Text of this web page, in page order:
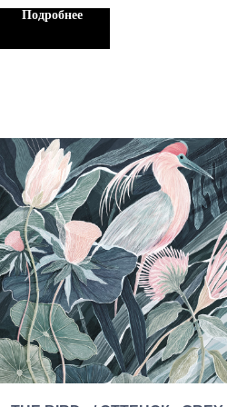
кв.м, Бесшовыне обои блекаут — 5450
Подробнее